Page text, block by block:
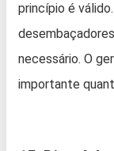
princípio é
necessário. O
importante